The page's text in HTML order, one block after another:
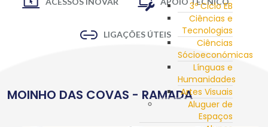
3º Ciclo EB
Ciências e
Tecnologias
Ciências
Sócioeconómicas
Línguas e
Humanidades
Artes Visuais
Aluguer de
Espaços
LIGAÇÕES ÚTEIS
MOINHO DAS COVAS - RAMADA